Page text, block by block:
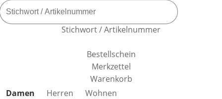
Stichwort / Artikelnummer
Bestellschein
Merkzettel
Warenkorb
Produktkategorien überspringen
Damen Herren
Wohnen